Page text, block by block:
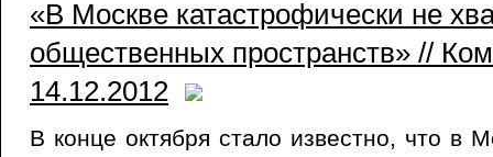
«В Москве катастрофически не
общественных пространств» //
14.12.2012
В конце октября стало известно, что в